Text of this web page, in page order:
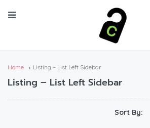
Home Listing – List Left Sidebar
Listing – List Left Sidebar
Sort By: